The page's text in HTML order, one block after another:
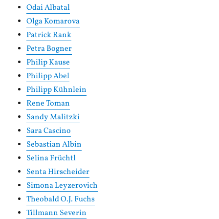
Odai Albatal
Olga Komarova
Patrick Rank
Petra Bogner
Philip Kause
Philipp Abel
Philipp Kühnlein
Rene Toman
Sandy Malitzki
Sara Cascino
Sebastian Albin
Selina Früchtl
Senta Hirscheider
Simona Leyzerovich
Theobald O.J. Fuchs
Tillmann Severin